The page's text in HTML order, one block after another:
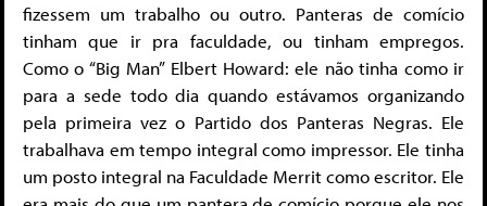
fizessem um trabalho ou outro. Panteras de comício
tinham que ir pra faculdade, ou tinham empregos.
Como o “Big Man” Elbert Howard: ele não tinha como ir
para a sede todo dia quando estávamos organizando
pela primeira vez o Partido dos Panteras Negras. Ele
trabalhava em tempo integral como impressor. Ele tinha
um posto integral na Faculdade Merrit como escritor. Ele